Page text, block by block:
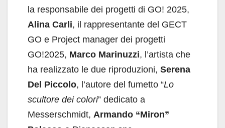
la responsabile dei progetti di GO! 2025,
Alina Carli, il rappresentante del GECT
GO e Project manager dei progetti
GO!2025, Marco Marinuzzi, l’artista che
ha realizzato le due riproduzioni, Serena
Del Piccolo, l’autore del fumetto “Lo
scultore dei colori” dedicato a
Messerschmidt, Armando “Miron”